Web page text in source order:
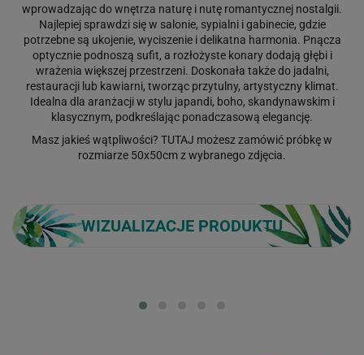
wprowadzając do wnętrza naturę i nutę romantycznej nostalgii.
Najlepiej sprawdzi się w salonie, sypialni i gabinecie, gdzie
potrzebne są ukojenie, wyciszenie i delikatna harmonia. Pnącza
optycznie podnoszą sufit, a rozłożyste konary dodają głębi i
wrażenia większej przestrzeni. Doskonała także do jadalni,
restauracji lub kawiarni, tworząc przytulny, artystyczny klimat.
Idealna dla aranżacji w stylu japandi, boho, skandynawskim i
klasycznym, podkreślając ponadczasową elegancję.
Masz jakieś wątpliwości? TUTAJ możesz zamówić próbkę w
rozmiarze 50x50cm z wybranego zdjęcia.
WIZUALIZACJE PRODUKTU